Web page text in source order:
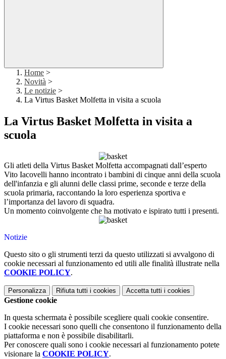
Home >
Novità >
Le notizie >
La Virtus Basket Molfetta in visita a scuola
La Virtus Basket Molfetta in visita a
scuola
Gli atleti della Virtus Basket Molfetta accompagnati dall’esperto
Vito Iacovelli hanno incontrato i bambini di cinque anni della scuola
dell'infanzia e gli alunni delle classi prime, seconde e terze della
scuola primaria, raccontando la loro esperienza sportiva e
l’importanza del lavoro di squadra.
Un momento coinvolgente che ha motivato e ispirato tutti i presenti.
Notizie
Questo sito o gli strumenti terzi da questo utilizzati si avvalgono di
cookie necessari al funzionamento ed utili alle finalità illustrate nella
COOKIE POLICY.
Personalizza Rifiuta tutti i cookies Accetta tutti i cookies
Gestione cookie
In questa schermata è possibile scegliere quali cookie consentire.
I cookie necessari sono quelli che consentono il funzionamento della
piattaforma e non è possibile disabilitarli.
Per conoscere quali sono i cookie necessari al funzionamento potete
visionare la COOKIE POLICY.